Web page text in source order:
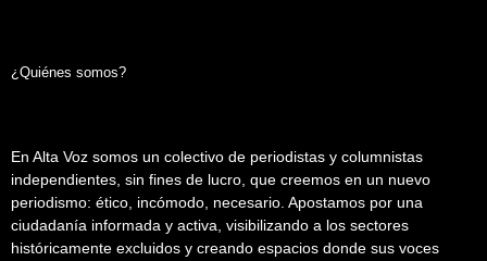
¿Quiénes somos?
En Alta Voz somos un colectivo de periodistas y columnistas
independientes, sin fines de lucro, que creemos en un nuevo
periodismo: ético, incómodo, necesario. Apostamos por una
ciudadanía informada y activa, visibilizando a los sectores
históricamente excluidos y creando espacios donde sus voces